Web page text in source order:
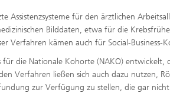
Assistenzsysteme für den ärztlichen
Bilddaten, etwa für die
Verfahren kämen auch für Social-Business-
die Nationale Kohorte (NAKO) entwickelt,
Verfahren ließen sich auch dazu nutzen,
zur Verfügung zu stellen, die gar